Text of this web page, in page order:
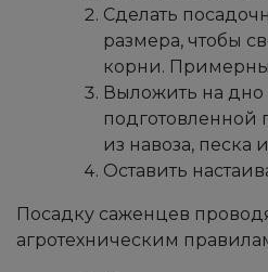
Сделать
размера, чтобы
корни.
Выложить на дно
из навоза, песка
Оставить
Посадку саженцев
агротехническим